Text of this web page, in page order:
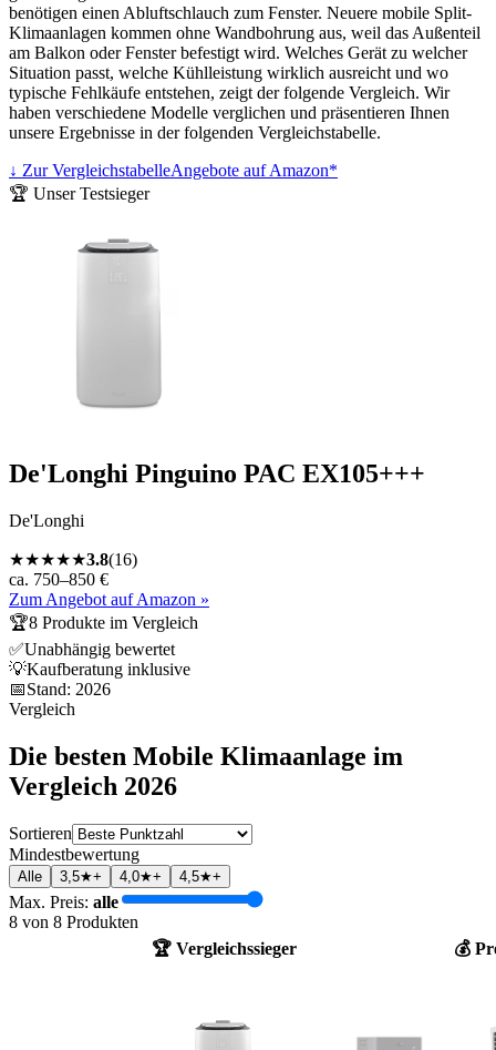
benötigen einen Abluftschlauch zum Fenster. Neuere mobile Split-
Klimaanlagen kommen ohne Wandbohrung aus, weil das Außenteil
am Balkon oder Fenster befestigt wird. Welches Gerät zu welcher
Situation passt, welche Kühlleistung wirklich ausreicht und wo
typische Fehlkäufe entstehen, zeigt der folgende Vergleich. Wir
haben verschiedene Modelle verglichen und präsentieren Ihnen
unsere Ergebnisse in der folgenden Vergleichstabelle.
↓ Zur VergleichstabelleAngebote auf Amazon*
🏆 Unser Testsieger
De'Longhi Pinguino PAC EX105+++
De'Longhi
★★★★★3.8(16)
ca. 750–850 €
Zum Angebot auf Amazon »
🏆8 Produkte im Vergleich
✅Unabhängig bewertet
💡Kaufberatung inklusive
📅Stand: 2026
Vergleich
Die besten Mobile Klimaanlage im
Vergleich 2026
Sortieren
Mindestbewertung
Alle 3,5★+ 4,0★+ 4,5★+
Max. Preis: alle
8 von 8 Produkten
🏆 Vergleichssieger
💰